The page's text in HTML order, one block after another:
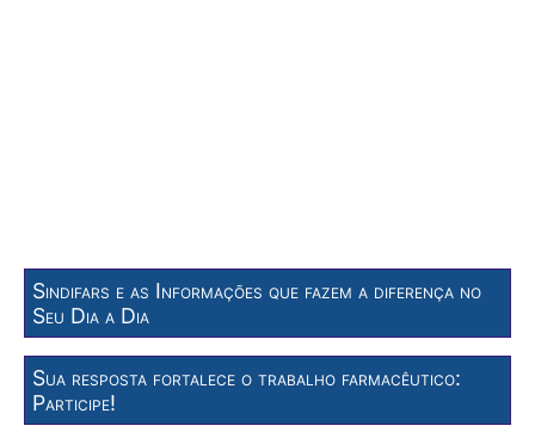
Sindifars e as Informações que fazem a diferença no
Seu Dia a Dia
Sua resposta fortalece o trabalho farmacêutico:
Participe!